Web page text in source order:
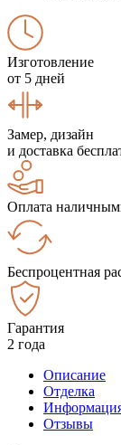
Изготовление
от 5 дней
Замер, дизайн
и доставка
Оплата
Беспроцентная
Гарантия
2 года
Описание
Отделка
Отзывы